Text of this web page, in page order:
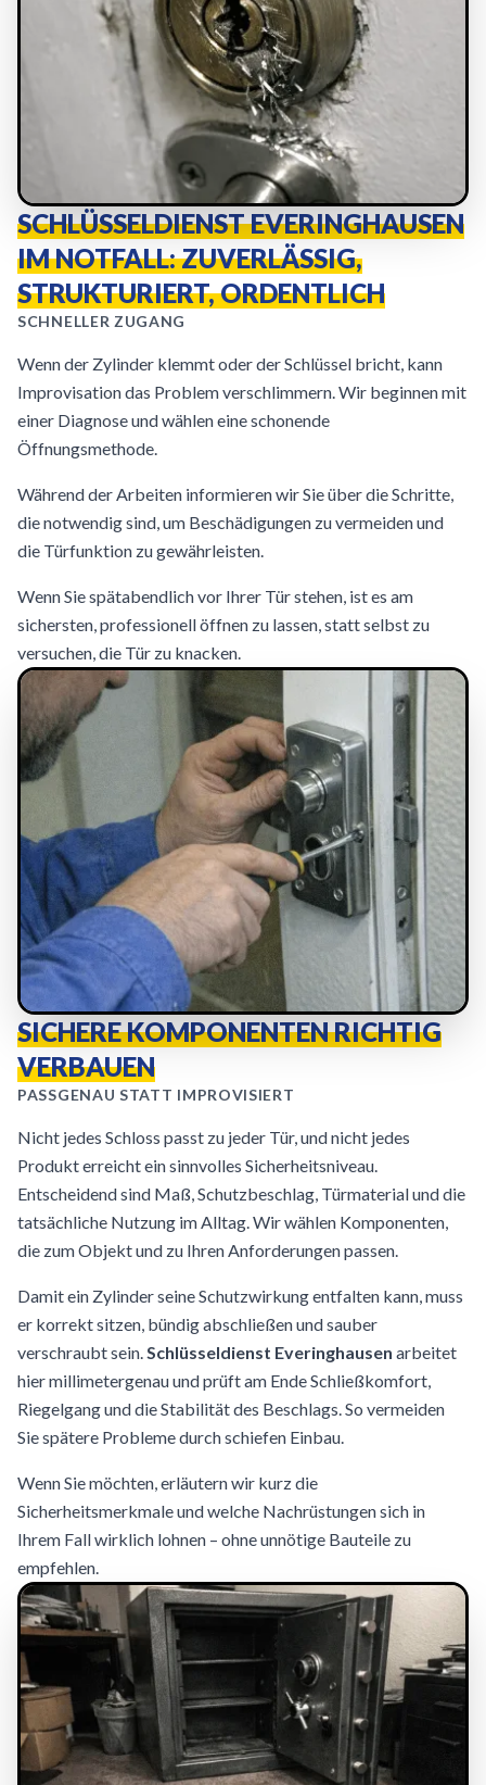
SCHLÜSSELDIENST EVERINGHAUSEN
IM NOTFALL: ZUVERLÄSSIG,
STRUKTURIERT, ORDENTLICH
SCHNELLER ZUGANG
Wenn der Zylinder klemmt oder der Schlüssel bricht, kann
Improvisation das Problem verschlimmern. Wir beginnen mit
einer Diagnose und wählen eine schonende
Öffnungsmethode.
Während der Arbeiten informieren wir Sie über die Schritte,
die notwendig sind, um Beschädigungen zu vermeiden und
die Türfunktion zu gewährleisten.
Wenn Sie spätabendlich vor Ihrer Tür stehen, ist es am
sichersten, professionell öffnen zu lassen, statt selbst zu
versuchen, die Tür zu knacken.
SICHERE KOMPONENTEN RICHTIG
VERBAUEN
PASSGENAU STATT IMPROVISIERT
Nicht jedes Schloss passt zu jeder Tür, und nicht jedes
Produkt erreicht ein sinnvolles Sicherheitsniveau.
Entscheidend sind Maß, Schutzbeschlag, Türmaterial und die
tatsächliche Nutzung im Alltag. Wir wählen Komponenten,
die zum Objekt und zu Ihren Anforderungen passen.
Damit ein Zylinder seine Schutzwirkung entfalten kann, muss
er korrekt sitzen, bündig abschließen und sauber
verschraubt sein.Schlüsseldienst Everinghausen arbeitet
hier millimetergenau und prüft am Ende Schließkomfort,
Riegelgang und die Stabilität des Beschlags. So vermeiden
Sie spätere Probleme durch schiefen Einbau.
Wenn Sie möchten, erläutern wir kurz die
Sicherheitsmerkmale und welche Nachrüstungen sich in
Ihrem Fall wirklich lohnen – ohne unnötige Bauteile zu
empfehlen.